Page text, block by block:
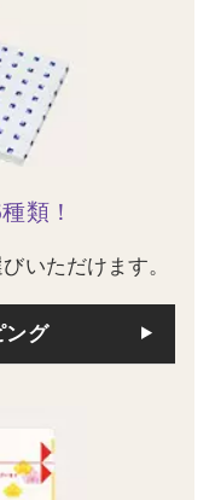
類！
いただけます。
ング